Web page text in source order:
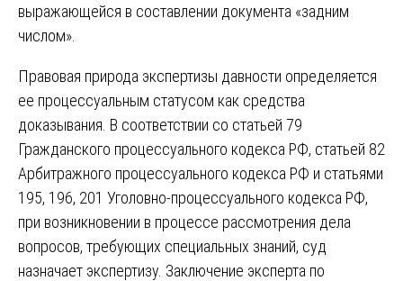
выражающейся в составлении документа «задним
числом».
Правовая природа экспертизы давности определяется
ее процессуальным статусом как средства
доказывания. В соответствии со статьей 79
Гражданского процессуального кодекса РФ, статьей 82
Арбитражного процессуального кодекса РФ и статьями
195, 196, 201 Уголовно-процессуального кодекса РФ,
при возникновении в процессе рассмотрения дела
вопросов, требующих специальных знаний, суд
назначает экспертизу. Заключение эксперта по